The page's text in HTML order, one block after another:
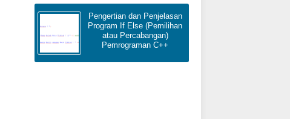
Pengertian dan Penjelasan
Program If Else (Pemilihan
atau Percabangan)
Pemrograman C++